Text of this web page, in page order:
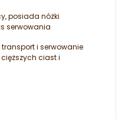
posiada nóżki
serwowania
i serwowanie
ciast i